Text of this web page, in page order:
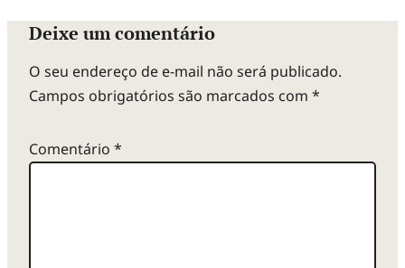
Deixe um comentário
O seu endereço de e-mail não será publicado.
Campos obrigatórios são marcados com *
Comentário *